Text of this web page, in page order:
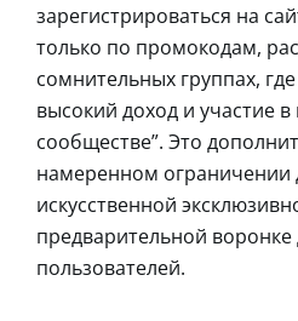
зарегистрироваться на
только по промокодам,
сомнительных группах,
высокий доход и участие
сообществе”. Это
намеренном ограничении
искусственной
предварительной
пользователей.